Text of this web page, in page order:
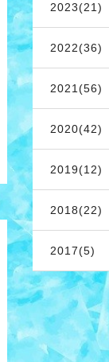
2023(21)
2022(36)
2021(56)
2020(42)
2019(12)
2018(22)
2017(5)